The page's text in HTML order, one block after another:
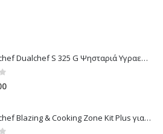
Outdoorchef Dualchef S 325 G Ψησταριά Υγραερίου
Outdoorchef Blazing & Cooking Zone Kit Plus για Ψησταριά Arosa Evo